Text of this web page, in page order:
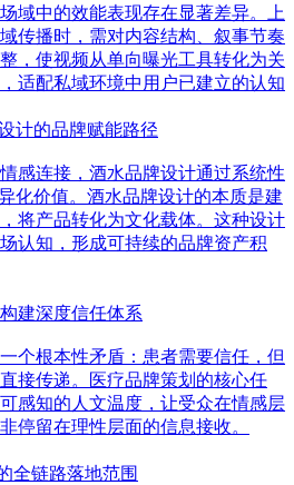
域中的效能表现存在显著差异。上
传播时，需对内容结构、叙事节奏
，使视频从单向曝光工具转化为关
适配私域环境中用户已建立的认知
计的品牌赋能路径
感连接，酒水品牌设计通过系统性
化价值。酒水品牌设计的本质是建
将产品转化为文化载体。这种设计
认知，形成可持续的品牌资产积
建深度信任体系
个根本性矛盾：患者需要信任，但
接传递。医疗品牌策划的核心任
感知的人文温度，让受众在情感层
停留在理性层面的信息接收。